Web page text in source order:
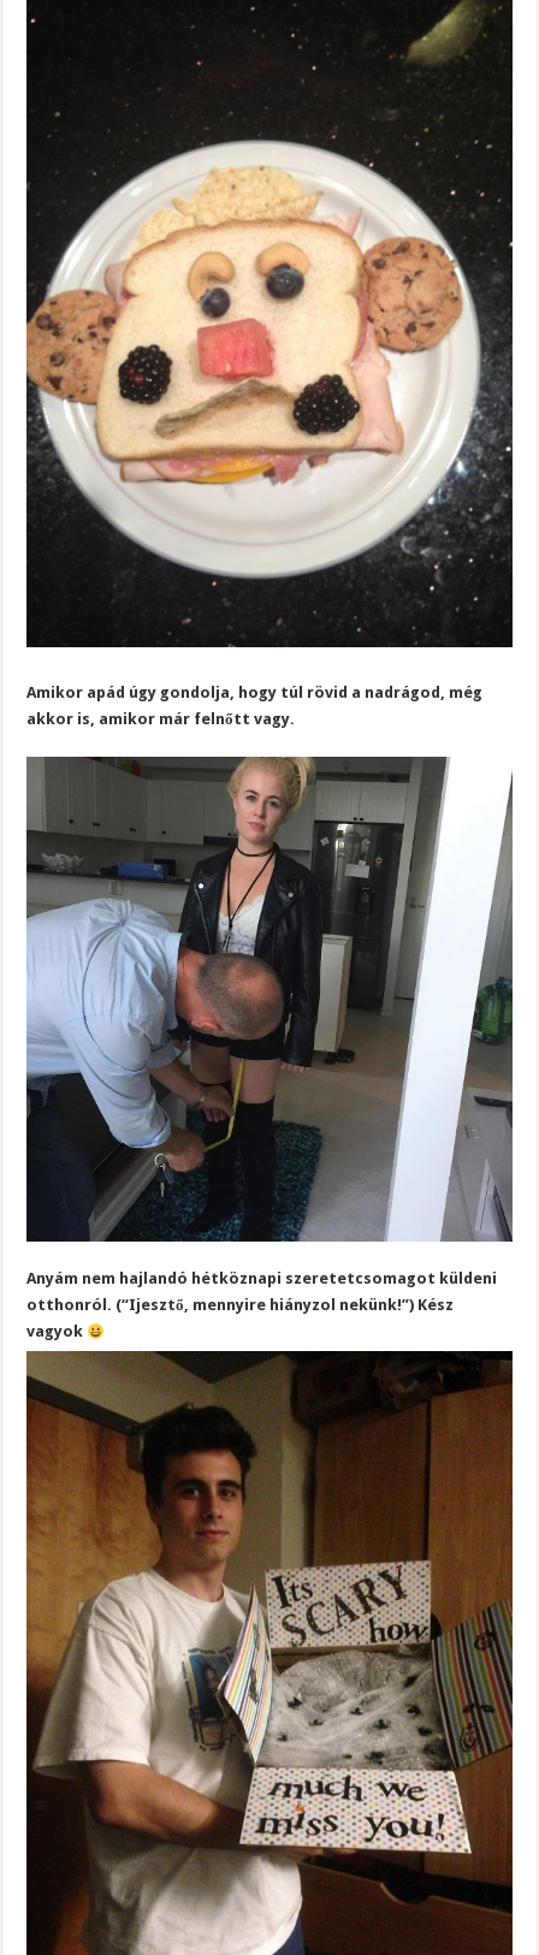
Amikor apád úgy gondolja, hogy túl rövid a nadrágod, még
akkor is, amikor már felnőtt vagy.
Anyám nem hajlandó hétköznapi szeretetcsomagot küldeni
otthonról. (“Ijesztő, mennyire hiányzol nekünk!”) Kész
vagyok